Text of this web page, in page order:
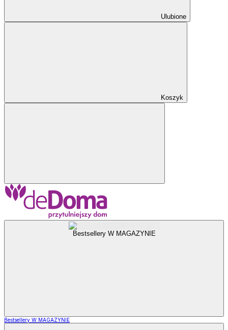
Ulubione
Koszyk
Bestsellery W MAGAZYNIE
Bestsellery W MAGAZYNIE